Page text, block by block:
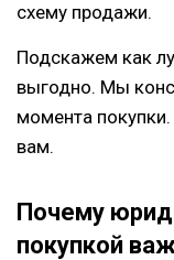
схему продажи.
Подскажем как
выгодно. Мы
момента
вам.
Почему
покупкой